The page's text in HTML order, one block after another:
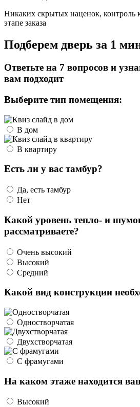
Никаких скрытых наценок, контроль
этапе заказа
Подберем дверь за 1
Ответьте на 7 вопросов и
вам подходит
Выберите тип помещения:
В дом
В квартиру
Есть ли у вас тамбур?
Да, есть тамбур
Нет
Какой уровень тепло- и
рассматриваете?
Очень высокий
Высокий
Средний
Какой вид конструкции
Одностворчатая
Двухстворчатая
С фрамугами
На каком этаже находится
Высокий